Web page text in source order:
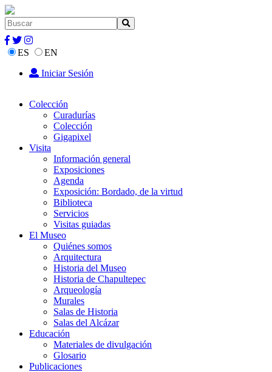
ES
EN
Iniciar Sesión
Colección
Curadurías
Colección
Gigapixel
Visita
Información general
Exposiciones
Agenda
Exposición: Bordado, de la virtud
Biblioteca
Servicios
Visitas guiadas
El Museo
Quiénes somos
Arquitectura
Historia del Museo
Historia de Chapultepec
Arqueología
Murales
Salas de Historia
Salas del Alcázar
Educación
Materiales de divulgación
Glosario
Publicaciones